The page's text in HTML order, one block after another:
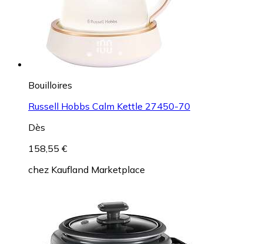
Bouilloires
Russell Hobbs Calm Kettle 27450-70
Dès
158,55 €
chez Kaufland Marketplace